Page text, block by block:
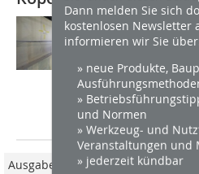
Dann melden Sie sich
kostenlosen Newsletter
informieren wir Sie
» neue Produkte,
»
und Normen
» Werkzeug- und
Veranstaltungen und
» jederzeit kündbar
1999 fiel der
von Danmarks
Dänemarks) in
Ørestad. Das
VLA Vilhelm
Ausgabe 12/2010